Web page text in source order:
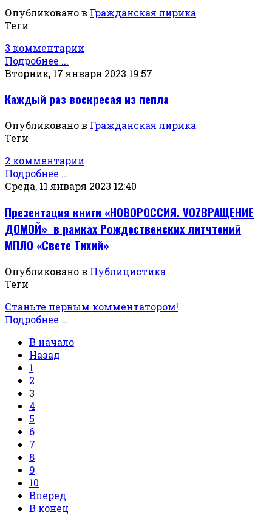
Опубликовано в Гражданская лирика
Теги
3 комментарии
Подробнее ...
Вторник, 17 января 2023 19:57
Каждый раз воскресая из пепла
Опубликовано в Гражданская лирика
Теги
2 комментарии
Подробнее ...
Среда, 11 января 2023 12:40
Презентация книги «НОВОРОССИЯ. VOZВРАЩЕНИЕ
ДОМОЙ» в рамках Рождественских литчтений
МПЛО «Свете Тихий»
Опубликовано в Публицистика
Теги
Станьте первым комментатором!
Подробнее ...
В начало
Назад
1
2
3
4
5
6
7
8
9
10
Вперед
В конец